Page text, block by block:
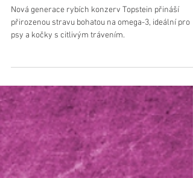
Nová generace rybích konzerv Topstein přináší
přirozenou stravu bohatou na omega-3, ideální pro
psy a kočky s citlivým trávením.